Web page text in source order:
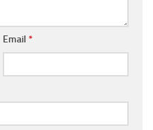
Email *